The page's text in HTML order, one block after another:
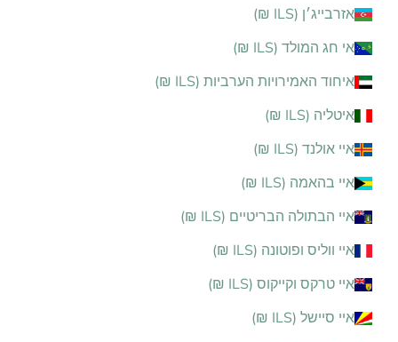
אזרבייג׳ן (ILS ₪)
אי חג המולד (ILS ₪)
איחוד האמירויות הערביות (ILS ₪)
איטליה (ILS ₪)
איי אולנד (ILS ₪)
איי בהאמה (ILS ₪)
איי הבתולה הבריטיים (ILS ₪)
איי ווליס ופוטונה (ILS ₪)
איי טרקס וקייקוס (ILS ₪)
איי סיישל (ILS ₪)